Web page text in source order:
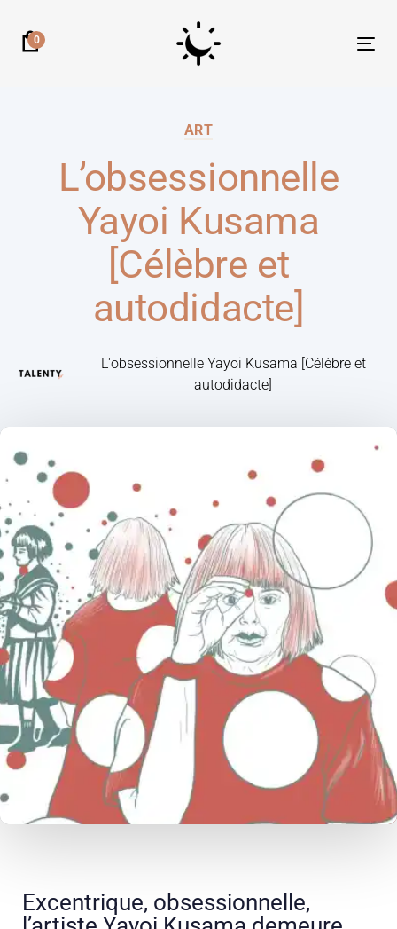
0
ART
L’obsessionnelle
Yayoi Kusama
[Célèbre et
autodidacte]
L'obsessionnelle Yayoi Kusama [Célèbre et
autodidacte]
Excentrique, obsessionnelle,